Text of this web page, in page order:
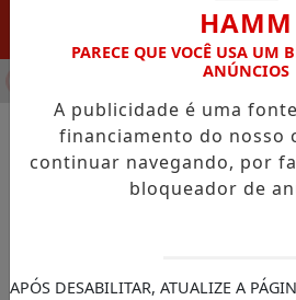
DESTAQUE EM PORTO GRANDE
NOTÍCIAS/SENADOR DAVI
PEC da escala 6x1
do Senado, diz
HAMM
PARECE QUE VOCÊ USA UM
ANÚNCIOS
A publicidade é uma
financiamento do nosso
continuar navegando, por
bloqueador de
APÓS DESABILITAR, ATUALIZE A